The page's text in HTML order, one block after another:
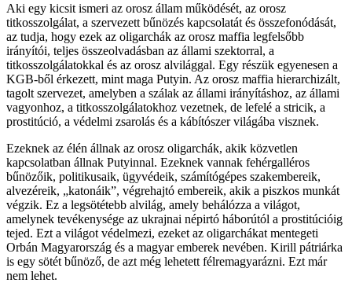
Aki egy kicsit ismeri az orosz állam működését, az orosz
titkosszolgálat, a szervezett bűnözés kapcsolatát és összefonódását,
az tudja, hogy ezek az oligarchák az orosz maffia legfelsőbb
irányítói, teljes összeolvadásban az állami szektorral, a
titkosszolgálatokkal és az orosz alvilággal. Egy részük egyenesen a
KGB-ből érkezett, mint maga Putyin. Az orosz maffia hierarchizált,
tagolt szervezet, amelyben a szálak az állami irányításhoz, az állami
vagyonhoz, a titkosszolgálatokhoz vezetnek, de lefelé a stricik, a
prostitúció, a védelmi zsarolás és a kábítószer világába visznek.
Ezeknek az élén állnak az orosz oligarchák, akik közvetlen
kapcsolatban állnak Putyinnal. Ezeknek vannak fehérgalléros
bűnözőik, politikusaik, ügyvédeik, számítógépes szakembereik,
alvezéreik, „katonáik”, végrehajtó embereik, akik a piszkos munkát
végzik. Ez a legsötétebb alvilág, amely behálózza a világot,
amelynek tevékenysége az ukrajnai népirtó háborútól a prostitúcióig
tejed. Ezt a világot védelmezi, ezeket az oligarchákat mentegeti
Orbán Magyarország és a magyar emberek nevében. Kirill pátriárka
is egy sötét bűnöző, de azt még lehetett félremagyarázni. Ezt már
nem lehet.